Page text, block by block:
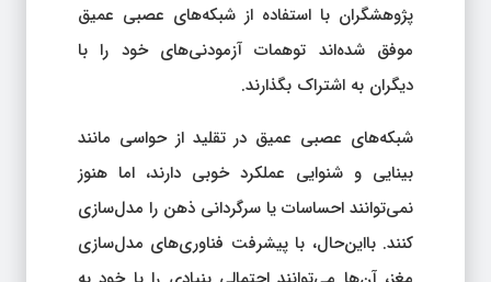
پژوهشگران با استفاده از شبکه‌های عصبی عمیق
موفق شده‌اند توهمات آزمودنی‌های خود را با
دیگران به اشتراک بگذارند.
شبکه‌های عصبی عمیق در تقلید از حواسی مانند
بینایی و شنوایی عملکرد خوبی دارند، اما هنوز
نمی‌توانند احساسات یا سرگردانی ذهن را مدل‌سازی
کنند. بااین‌حال، با پیشرفت فناوری‌های مدل‌سازی